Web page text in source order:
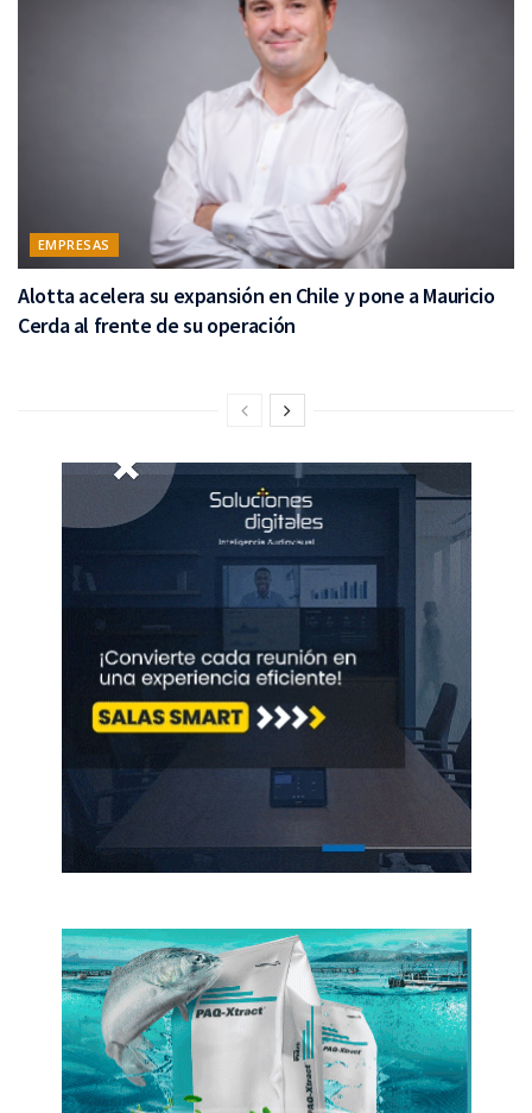
EMPRESAS
Alotta acelera su expansión en Chile y pone a Mauricio
Cerda al frente de su operación